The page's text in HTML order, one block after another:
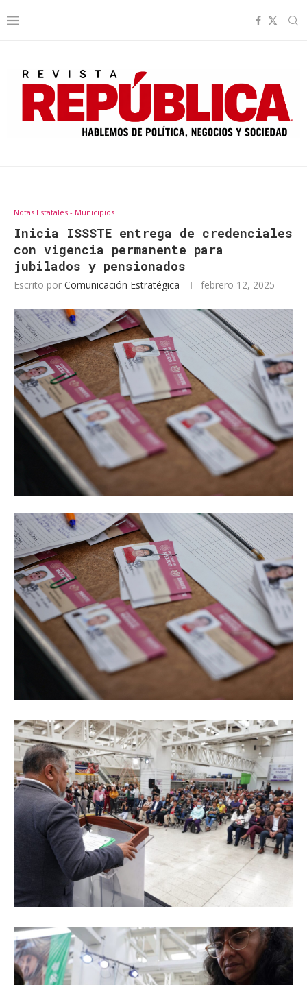
Notas Estatales - Municipios
Inicia ISSSTE entrega de credenciales
con vigencia permanente para
jubilados y pensionados
Escrito por Comunicación Estratégica febrero 12, 2025